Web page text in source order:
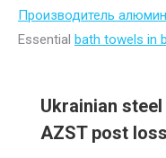
Производитель
Essential bath towels in
Ukrainian
AZST post